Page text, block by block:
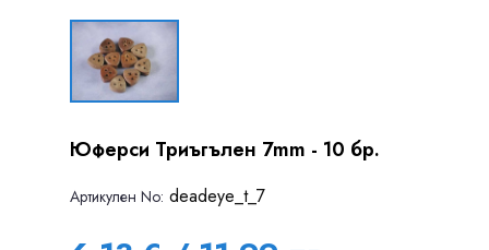
Юферси Триъгълен 7mm - 10 бр.
Артикулен Nо: deadeye_t_7